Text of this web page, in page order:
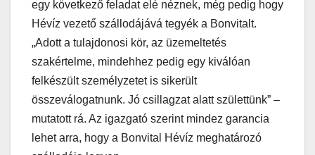
egy következő feladat elé néznek, még pedig hogy
Hévíz vezető szállodájává tegyék a Bonvitalt.
„Adott a tulajdonosi kör, az üzemeltetés
szakértelme, mindehhez pedig egy kiválóan
felkészült személyzetet is sikerült
összeválogatnunk. Jó csillagzat alatt születtünk” –
mutatott rá. Az igazgató szerint mindez garancia
lehet arra, hogy a Bonvital Hévíz meghatározó